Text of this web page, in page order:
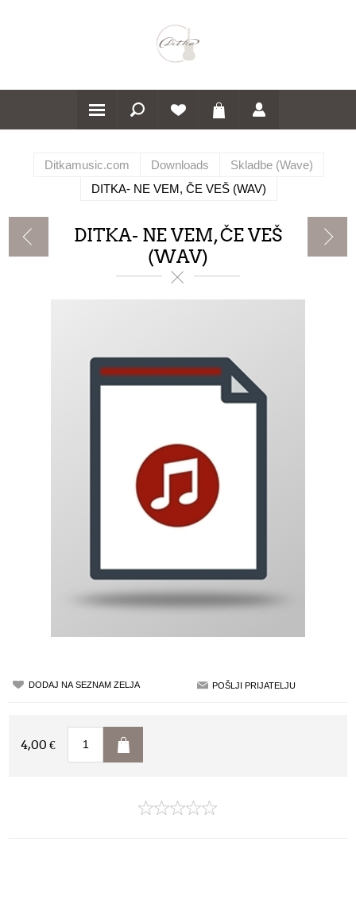
Ditkamusic.com Downloads
Skladbe (Wave)
DITKA- NE VEM, ČE VEŠ (WAV)
DITKA- NE VEM, ČE VEŠ
(WAV)
4,00 €